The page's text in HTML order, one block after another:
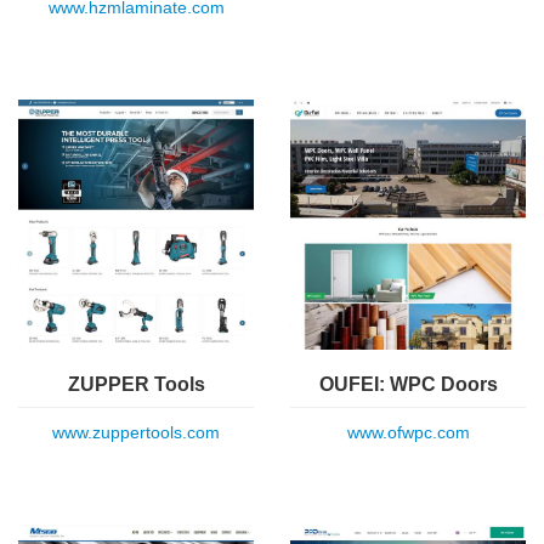
www.hzmlaminate.com
ZUPPER Tools
www.zuppertools.com
OUFEI: WPC Doors
www.ofwpc.com